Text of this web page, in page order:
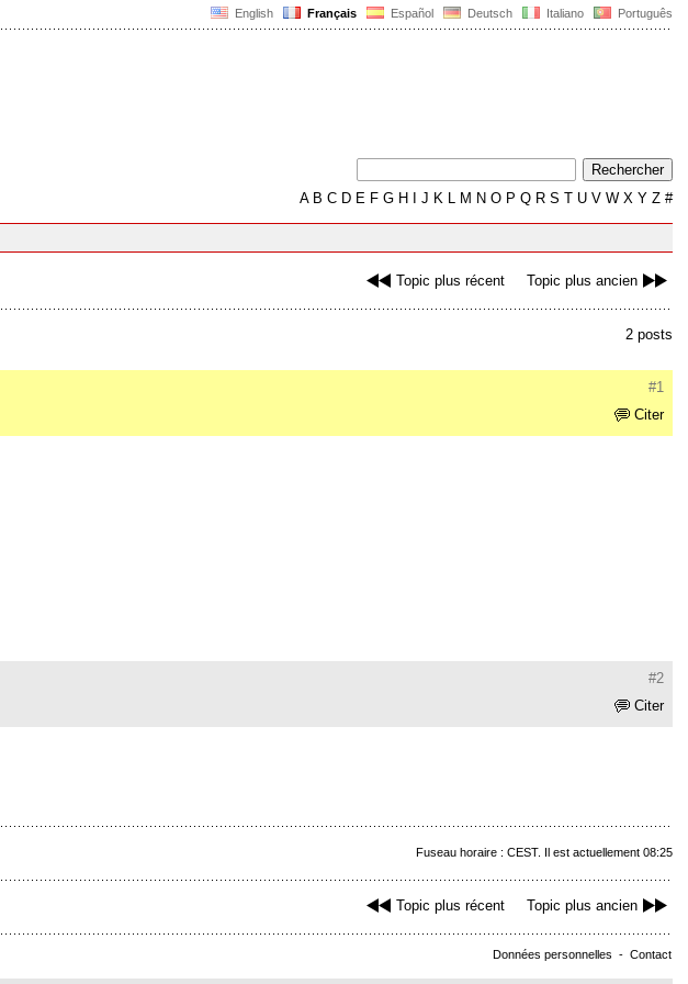
English Français Español Deutsch Italiano Português
AB C D E F G H J K L M N O P Q R S T U V W X Y Z #
Topic plus récent Topic plus ancien
2 posts
#1
Citer
#2
Citer
Fuseau horaire : CEST. Il est actuellement 08:25
Topic plus récent Topic plus ancien
Données personnelles - Contact